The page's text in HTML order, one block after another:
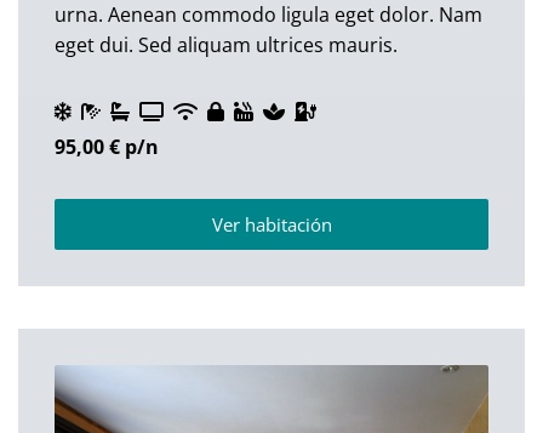
urna. Aenean commodo ligula eget dolor. Nam
eget dui. Sed aliquam ultrices mauris.
95,00 € p/n
Ver habitación